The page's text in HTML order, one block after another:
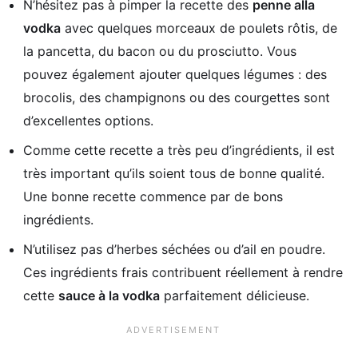
N’hésitez pas à pimper la recette des penne alla
vodka avec quelques morceaux de poulets rôtis, de
la pancetta, du bacon ou du prosciutto. Vous
pouvez également ajouter quelques légumes : des
brocolis, des champignons ou des courgettes sont
d’excellentes options.
Comme cette recette a très peu d’ingrédients, il est
très important qu’ils soient tous de bonne qualité.
Une bonne recette commence par de bons
ingrédients.
N’utilisez pas d’herbes séchées ou d’ail en poudre.
Ces ingrédients frais contribuent réellement à rendre
cette sauce à la vodka parfaitement délicieuse.